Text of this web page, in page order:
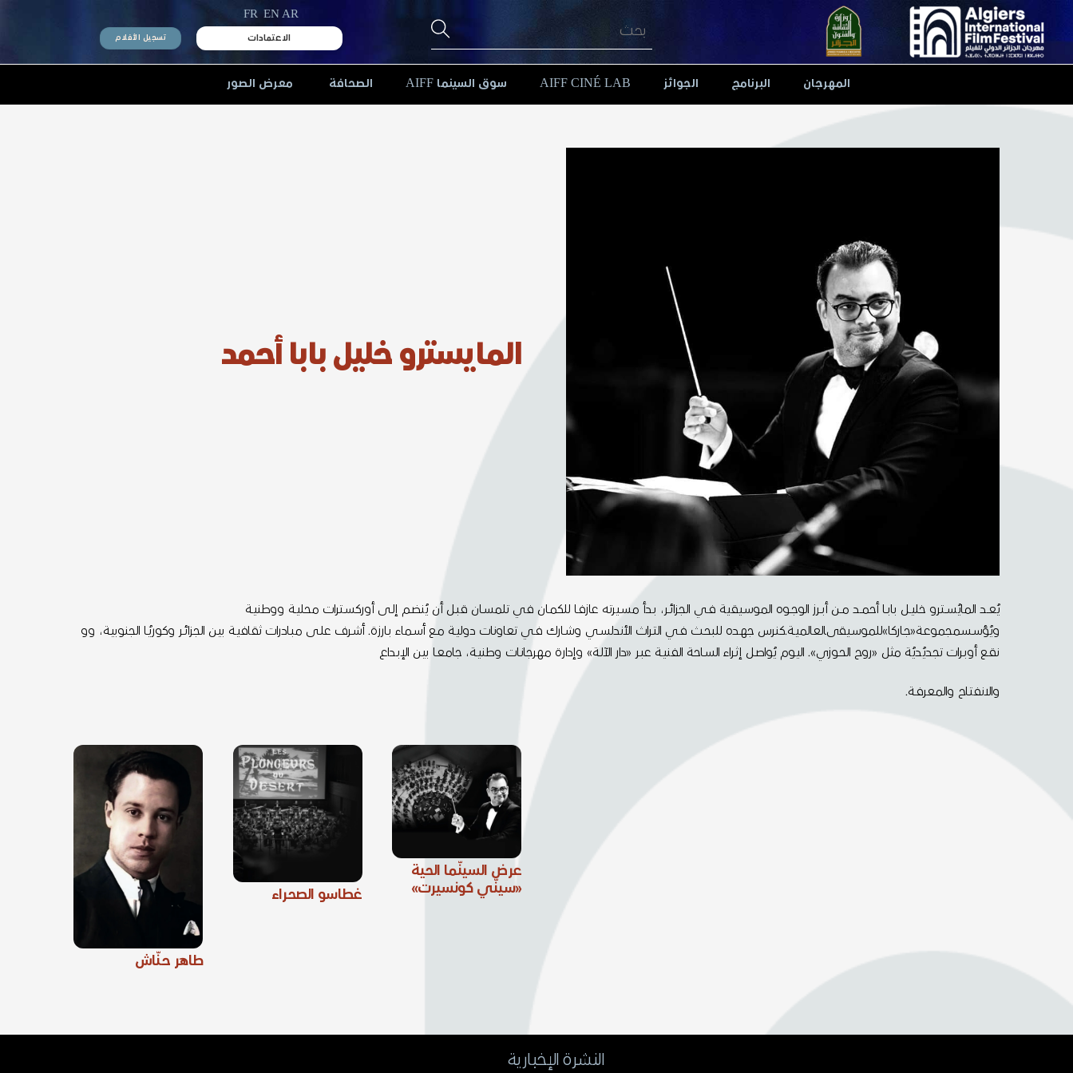
content
AR
EN
FR
الاعتمادات تسجيل الأفلام
المهرجان البرنامج الجوائز AIFF CINÉ LAB سوق السينما AIFF الصحافة معرض الصور
المايسترو خليل بابا أحمد
يُعــد المايُســترو خليــل بابــا أحمــد مــن أبــرز الوجــوه الموسـيقية فـي الجزائـر، بـدأ مسـيرته عازفـا للكمـان في تلمسـان قبـل أن يُنضـم إلـى أوركسـترات محليـة ووطنيـة
ويُؤسـسمجموعـة«جـاركا»للموسـيقىالعالميـة.كنرس جهـده للبحـث فـي التـراث الأندلسـي وشـارك فـي تعاونات دوليـة مـع أسـماء بـارزة. أشـرف علـى مبـادرات ثقافيـة بيـن الجزائـر وكوريُـا الجنوبيـة، وو
نقـع أوبـرات تجديُديُة مثل «روح الحـوزي». اليـوم يُواصـل إثـراء السـاحة الفنيـة عبـر «دار الآلـة» وإدارة مهرجانـات وطنيـة، جامعـا بيـن الإبـداع
والانفتـاح والمعرفـة.
طاهر حنّاش
غطاسو الصحراء
عرض السينّما الحية
«سينّي كونسيرت»
النشرة الإخبارية